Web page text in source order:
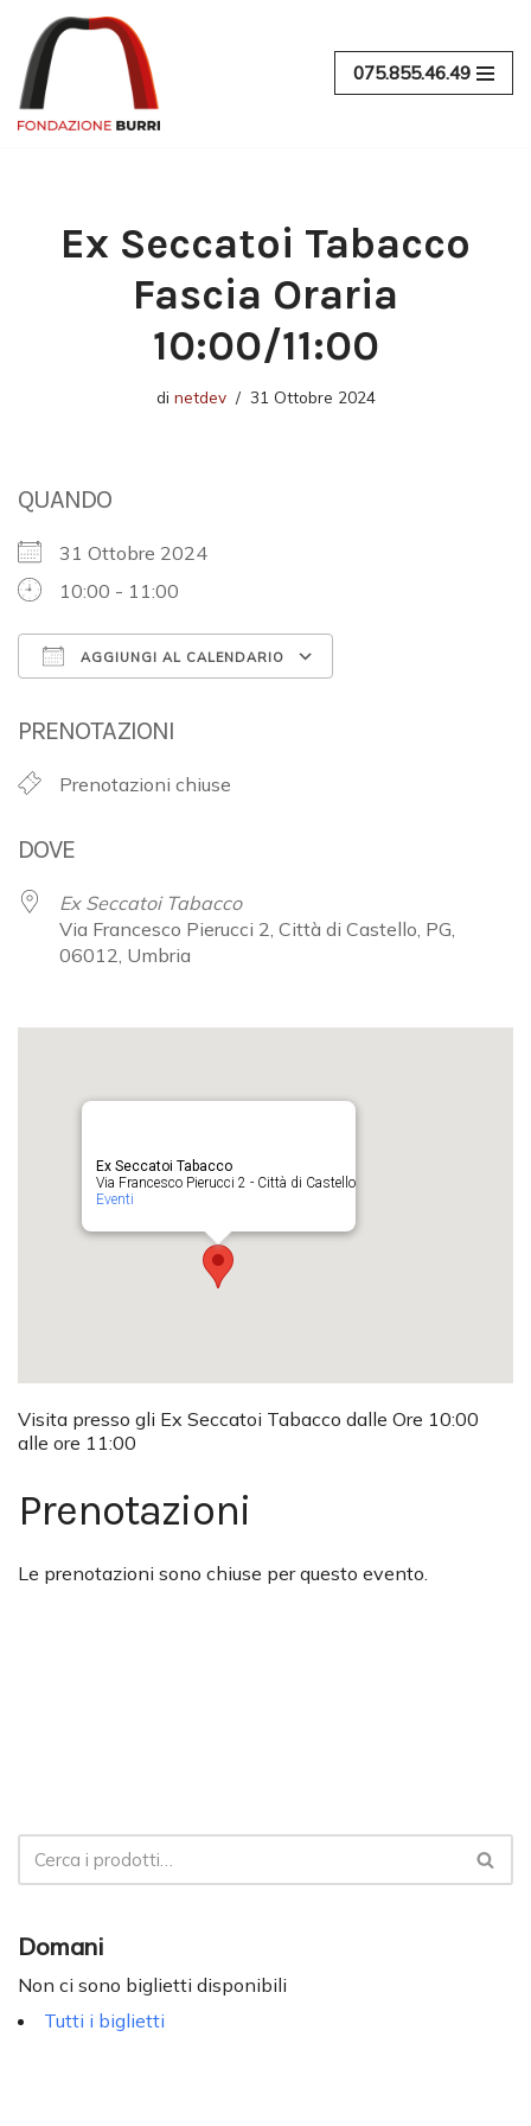
Vai
al
contenuto
075.855.46.49
Ex Seccatoi Tabacco
Fascia Oraria
10:00/11:00
di netdev 31 Ottobre 2024
QUANDO
31 Ottobre 2024
10:00 - 11:00
AGGIUNGI AL CALENDARIO
PRENOTAZIONI
Prenotazioni chiuse
DOVE
Ex Seccatoi Tabacco
Via Francesco Pierucci 2, Città di Castello, PG,
06012, Umbria
Ex Seccatoi Tabacco
Via Francesco Pierucci 2 - Città di Castello
Eventi
Visita presso gli Ex Seccatoi Tabacco dalle Ore 10:00
alle ore 11:00
Prenotazioni
Le prenotazioni sono chiuse per questo evento.
Domani
Non ci sono biglietti disponibili
Tutti i biglietti